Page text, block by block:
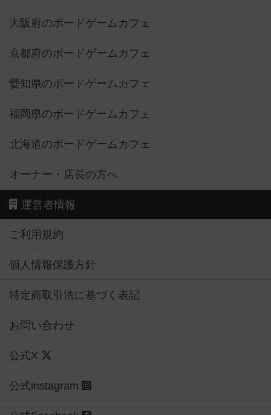
大阪府のボードゲームカフェ
京都府のボードゲームカフェ
愛知県のボードゲームカフェ
福岡県のボードゲームカフェ
北海道のボードゲームカフェ
オーナー・店長の方へ
運営者情報
ご利用規約
個人情報保護方針
特定商取引法に基づく表記
お問い合わせ
公式X
公式instagram